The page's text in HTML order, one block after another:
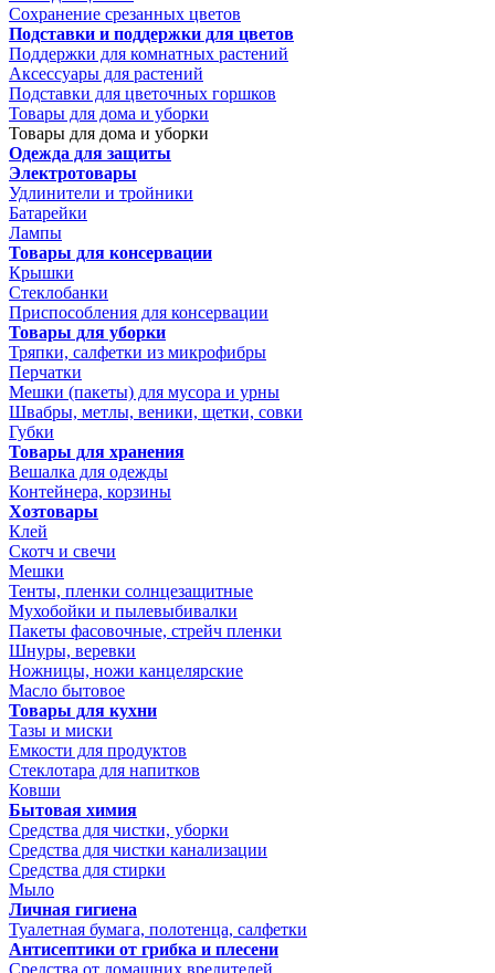
Сохранение срезанных цветов
Подставки и поддержки для цветов
Поддержки для комнатных растений
Аксессуары для растений
Подставки для цветочных горшков
Товары для дома и уборки
Товары для дома и уборки
Одежда для защиты
Электротовары
Удлинители и тройники
Батарейки
Лампы
Товары для консервации
Крышки
Стеклобанки
Приспособления для консервации
Товары для уборки
Тряпки, салфетки из микрофибры
Перчатки
Мешки (пакеты) для мусора и урны
Швабры, метлы, веники, щетки, совки
Губки
Товары для хранения
Вешалка для одежды
Контейнера, корзины
Хозтовары
Клей
Скотч и свечи
Мешки
Тенты, пленки солнцезащитные
Мухобойки и пылевыбивалки
Пакеты фасовочные, стрейч пленки
Шнуры, веревки
Ножницы, ножи канцелярские
Масло бытовое
Товары для кухни
Тазы и миски
Емкости для продуктов
Стеклотара для напитков
Ковши
Бытовая химия
Средства для чистки, уборки
Средства для чистки канализации
Средства для стирки
Мыло
Личная гигиена
Туалетная бумага, полотенца, салфетки
Антисептики от грибка и плесени
Средства от домашних вредителей